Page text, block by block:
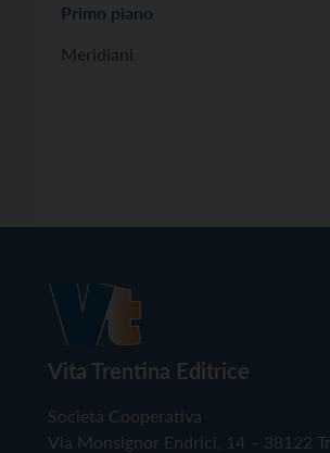
Primo piano
Meridiani
Vita Trentina Editrice
Società Cooperativa
Via Monsignor Endrici, 14 – 38122